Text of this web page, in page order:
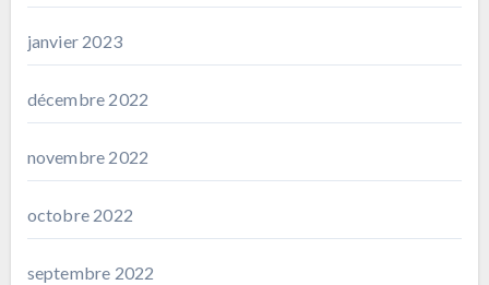
janvier 2023
décembre 2022
novembre 2022
octobre 2022
septembre 2022